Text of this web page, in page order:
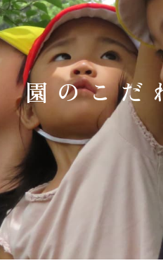
園のこだ